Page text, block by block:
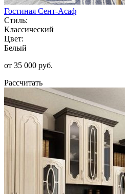
Гостиная Сент-Асаф
Стиль:
Классический
Цвет:
Белый
от 35 000 руб.
Рассчитать